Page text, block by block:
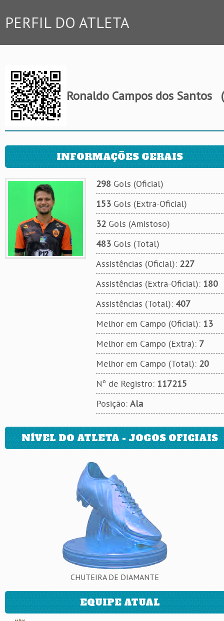
PERFIL DO ATLETA
Ronaldo Campos dos Santos
INFORMAÇÕES GERAIS
298Gols (Oficial)
153Gols (Extra-Oficial)
32Gols (Amistoso)
483Gols (Total)
Assistências (Oficial): 227
Assistências (Extra-Oficial): 180
Assistências (Total): 407
Melhor em Campo (Oficial): 13
Melhor em Campo (Extra): 7
Melhor em Campo (Total): 20
Nº de Registro: 117215
Posição: Ala
NÍVEL DO ATLETA - JOGOS OFICIAIS
CHUTEIRA DE DIAMANTE
EQUIPE ATUAL